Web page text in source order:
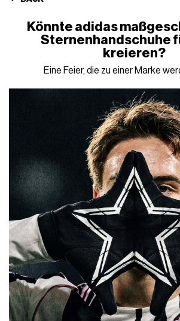
Könnte adidas
Sternenhandschuhe
kreieren?
Eine Feier, die zu einer Marke